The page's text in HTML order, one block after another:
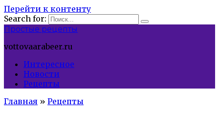
Перейти к контенту
Search for:
Простые рецепты
vottovaarabeer.ru
Интересное
Новости
Рецепты
Главная » Рецепты